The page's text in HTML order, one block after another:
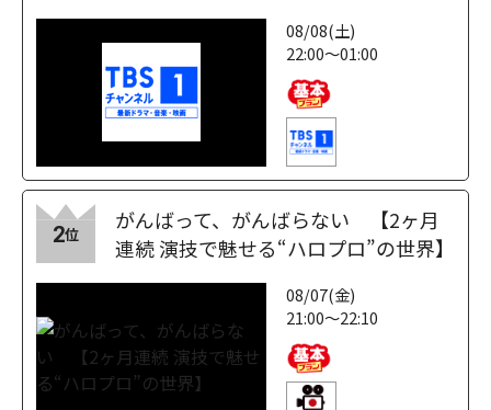
08/08(土)
22:00～01:00
2位
がんばって、がんばらない 【2ヶ月
連続 演技で魅せる“ハロプロ”の世界】
08/07(金)
21:00～22:10